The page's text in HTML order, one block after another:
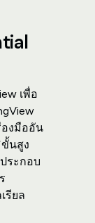
เพื่อ
องมืออัน
นสูง
ระกอบ
รียล